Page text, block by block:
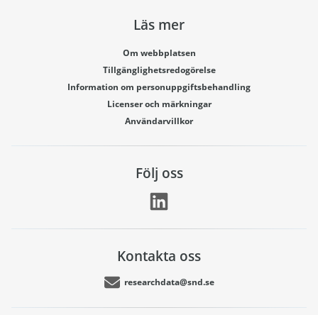
Läs mer
Om webbplatsen
Tillgänglighetsredogörelse
Information om personuppgiftsbehandling
Licenser och märkningar
Användarvillkor
Följ oss
Kontakta oss
researchdata@snd.se